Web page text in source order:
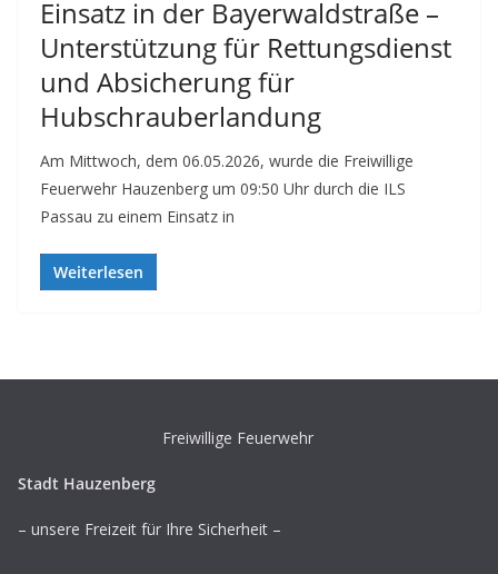
Einsatz in der Bayerwaldstraße –
Unterstützung für Rettungsdienst
und Absicherung für
Hubschrauberlandung
Am Mittwoch, dem 06.05.2026, wurde die Freiwillige
Feuerwehr Hauzenberg um 09:50 Uhr durch die ILS
Passau zu einem Einsatz in
Weiterlesen
Freiwillige Feuerwehr
Stadt Hauzenberg
– unsere Freizeit für Ihre Sicherheit –